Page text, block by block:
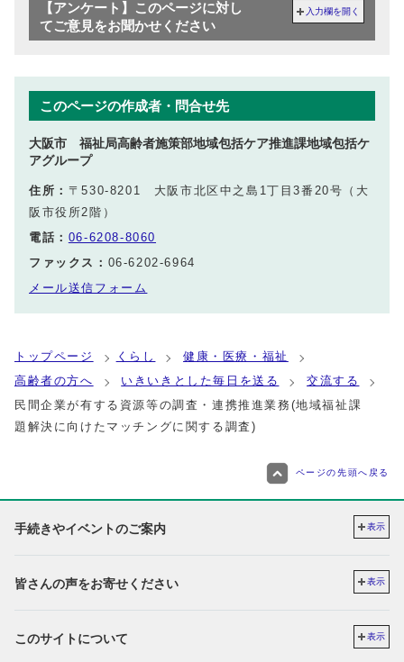
【アンケート】このページに対し
てご意見をお聞かせください
入力欄を開く
このページの作成者・問合せ先
大阪市 福祉局高齢者施策部地域包括ケア推進課地域包括ケ
アグループ
住所： 〒530-8201 大阪市北区中之島1丁目3番20号（大
阪市役所2階）
電話： 06-6208-8060
ファックス： 06-6202-6964
メール送信フォーム
トップページ くらし
健康・医療・福祉
高齢者の方へ
いきいきとした毎日を送る
交流する
民間企業が有する資源等の調査・連携推進業務(地域福祉課
題解決に向けたマッチングに関する調査)
ページの先頭へ戻る
手続きやイベントのご案内 表示
皆さんの声をお寄せください 表示
このサイトについて 表示